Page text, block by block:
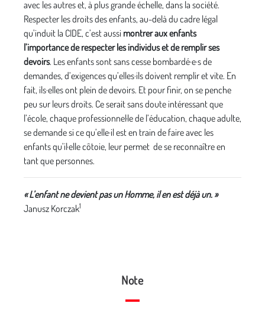
avec les autres et, à plus grande échelle, dans la société.
Respecter les droits des enfants, au-delà du cadre légal
qu’induit la CIDE, c’est aussi montrer aux enfants
l’importance de respecter les individus et de remplir ses
devoirs. Les enfants sont sans cesse bombardé·e·s de
demandes, d’exigences qu’elles·ils doivent remplir et vite. En
fait, ils·elles ont plein de devoirs. Et pour finir, on se penche
peu sur leurs droits. Ce serait sans doute intéressant que
l’école, chaque professionnel·le de l’éducation, chaque adulte,
se demande si ce qu’elle·il est en train de faire avec les
enfants qu’il·elle côtoie, leur permet de se reconnaître en
tant que personnes.
« L’enfant ne devient pas un Homme, il en est déjà un. »
Janusz Korczak1
Note